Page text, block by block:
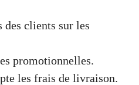
clients sur les
promotionnelles.
les frais de livraison.